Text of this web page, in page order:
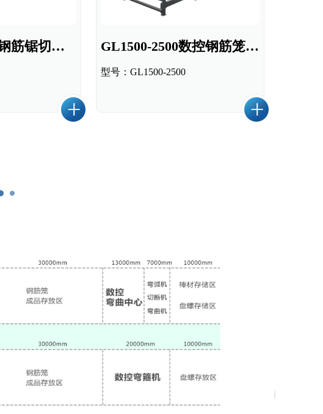
GL-450L数控钢筋锯切镦粗套丝打磨生产线 GL1500-2500数控钢筋笼滚焊机
型号：GL1500-2500